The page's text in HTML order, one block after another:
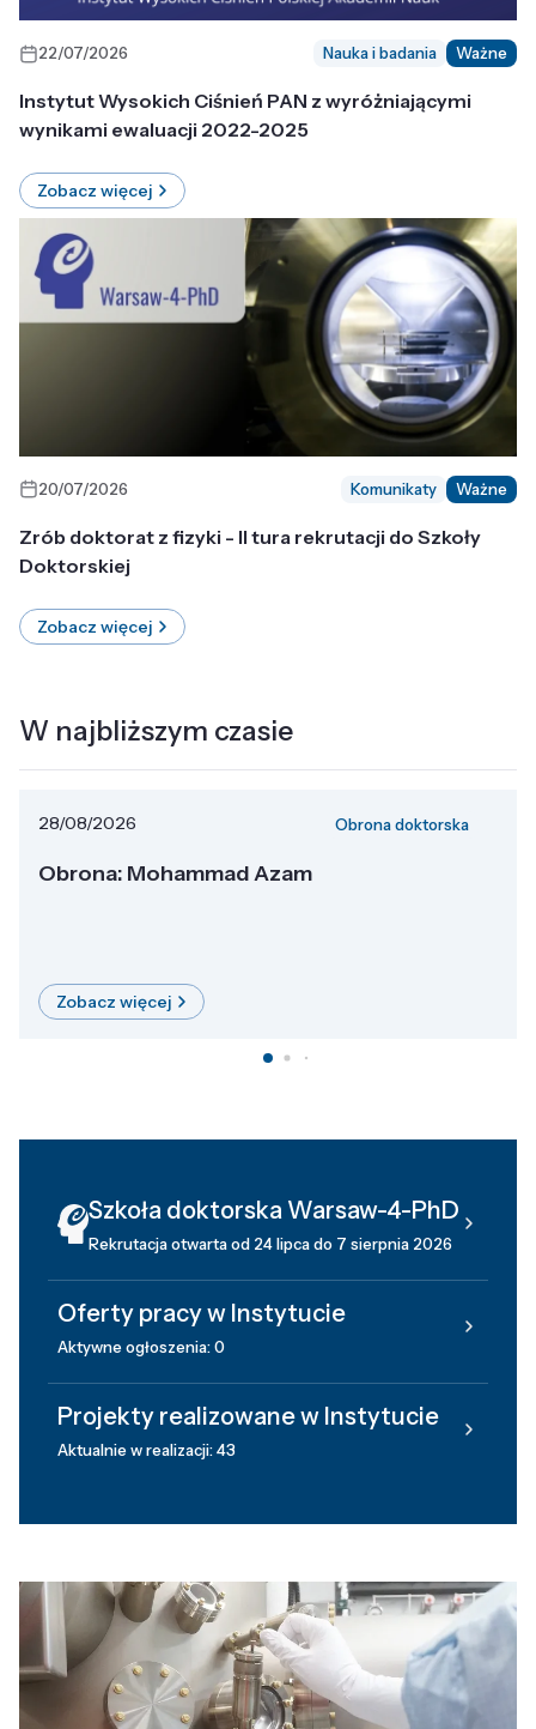
22/07/2026 Nauka i badania Ważne
Instytut Wysokich Ciśnień PAN z wyróżniającymi
wynikami ewaluacji 2022-2025
Zobacz więcej
20/07/2026 Komunikaty Ważne
Zrób doktorat z fizyki - II tura rekrutacji do Szkoły
Doktorskiej
Zobacz więcej
W najbliższym czasie
28/08/2026 Obrona doktorska
Obrona: Mohammad Azam
Zobacz więcej
Szkoła doktorska Warsaw-4-PhD
Rekrutacja otwarta od 24 lipca do 7 sierpnia 2026
Oferty pracy w Instytucie
Aktywne ogłoszenia: 0
Projekty realizowane w Instytucie
Aktualnie w realizacji: 43